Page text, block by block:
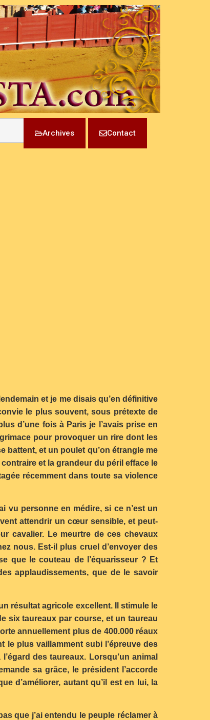
Archives Contact
et je me disais qu’en définitive
le plus souvent, sous prétexte de
d’une fois à Paris je l’avais prise en
pour provoquer un rire dont les
battent, et un poulet qu’on étrangle me
et la grandeur du péril efface le
récemment dans toute sa violence
vu personne en médire, si ce n’est un
attendrir un cœur sensible, et peut-
cavalier. Le meurtre de ces chevaux
nous. Est-il plus cruel d’envoyer des
que le couteau de l’équarisseur ? Et
applaudissements, que de le savoir
résultat agricole excellent. Il stimule le
six taureaux par course, et un taureau
annuellement plus de 400.000 réaux
le plus vaillamment subi l’épreuve des
des taureaux. Lorsqu’un animal
sa grâce, le président l’accorde
d’améliorer, autant qu’il est en lui, la
que j’ai entendu le peuple réclamer à